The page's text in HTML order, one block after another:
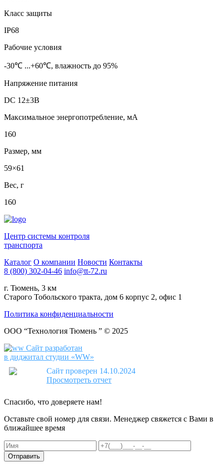
Класс защиты
IP68
Рабочие условия
-30℃ ...+60℃, влажность до 95%
Напряжение питания
DC 12±3В
Максимальное энергопотребление, мА
160
Размер, мм
59×61
Вес, г
160
Центр системы контроля
транспорта
Каталог О компании Новости Контакты
8 (800) 302-04-46 info@tt-72.ru
г. Тюмень, 3 км
Старого Тобольского тракта, дом 6 корпус 2, офис 1
Политика конфиденциальности
ООО “Технология Тюмень ” © 2025
Сайт разработан
в диджитал студии «WW»
Сайт проверен 14.10.2024
Просмотреть отчет
Спасибо, что доверяете нам!
Оставьте свой номер для связи. Менеджер свяжется с Вами в
ближайшее время